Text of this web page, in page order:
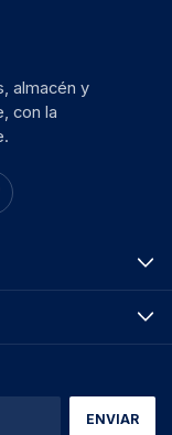
almacén y
con la